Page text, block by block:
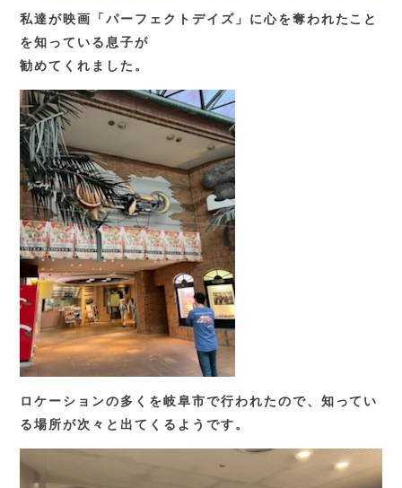
私達が映画「パーフェクトデイズ」に心を奪われたこと
を知っている息子が
勧めてくれました。
ロケーションの多くを岐阜市で行われたので、知ってい
る場所が次々と出てくるようです。